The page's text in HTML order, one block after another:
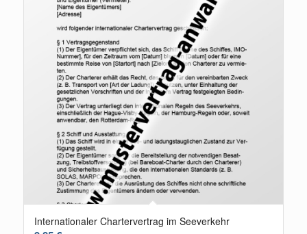
Internationaler Chartervertrag im Seeverkehr